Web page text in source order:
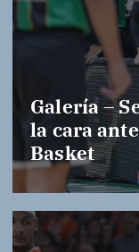
Galería –
la cara
Basket